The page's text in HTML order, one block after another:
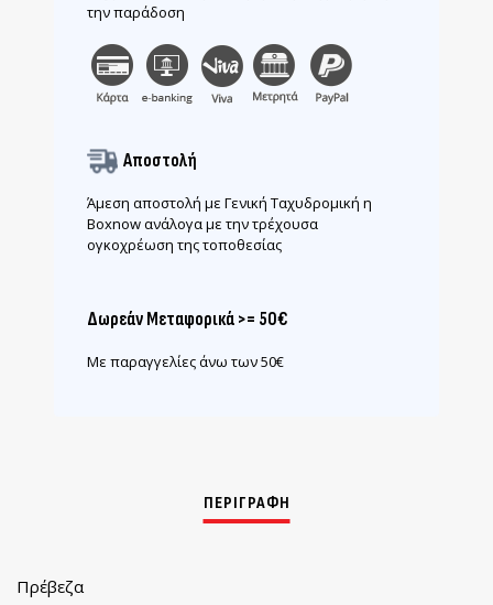
την παράδοση
Αποστολή
Άμεση αποστολή με Γενική Ταχυδρομική η
Boxnow ανάλογα με την τρέχουσα
ογκοχρέωση της τοποθεσίας
Δωρεάν Μεταφορικά >= 50€
Με παραγγελίες άνω των 50€
Πρέβεζα